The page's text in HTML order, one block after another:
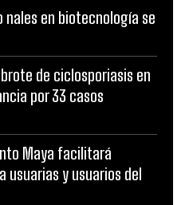
en biotecnología se
de ciclosporiasis en
por 33 casos
Maya facilitará
y usuarios del